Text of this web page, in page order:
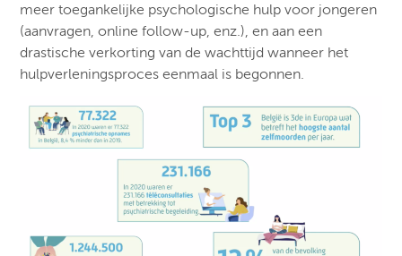
meer toegankelijke psychologische hulp voor jongeren
(aanvragen, online follow-up, enz.), en aan een
drastische verkorting van de wachttijd wanneer het
hulpverleningsproces eenmaal is begonnen.